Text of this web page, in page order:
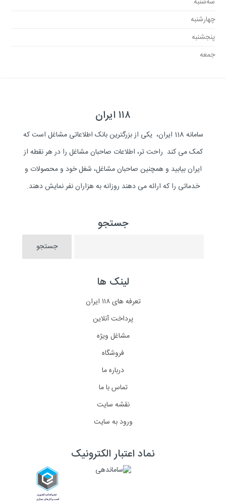
چهارشنبه
پنجشنبه
جمعه
۱۱۸ ایران
سامانه 118 ایران، یکی از بزرگترین بانک اطلاعاتی مشاغل است که
کمک می کند راحت تر، اطلاعات صاحبان مشاغل را در هر نقطه از
ایران بیابید و همچنین صاحبان مشاغل، شغل خود و محصولات و
خدماتی را که ارائه می دهند روزانه به هزاران نفر نمایش دهند.
جستجو
لینک ها
تعرفه های ۱۱۸ ایران
پرداخت آنلاین
مشاغل ویژه
فروشگاه
درباره ما
تماس با ما
نقشه سایت
ورود به سایت
نماد اعتبار الکترونیک